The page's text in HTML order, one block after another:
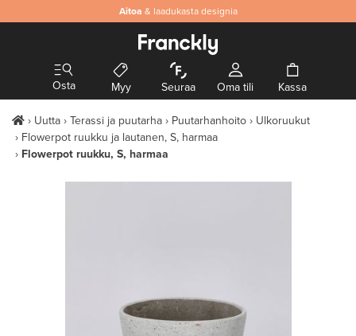
Aitoa & laadukasta designia
Osta Myy Seuraa Oma tili Kassa
Uutta Terassi ja puutarha Puutarhanhoito
Ulkoruukut
Flowerpot ruukku ja lautanen, S, harmaa
Flowerpot ruukku, S, harmaa